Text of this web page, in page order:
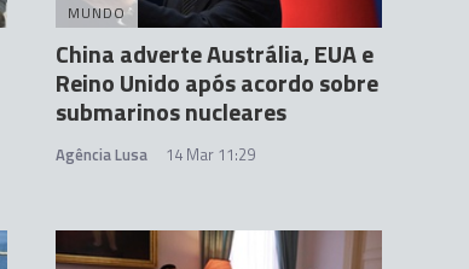
MUNDO
China adverte Austrália, EUA e
Reino Unido após acordo sobre
submarinos nucleares
Agência Lusa 14 Mar 11:29